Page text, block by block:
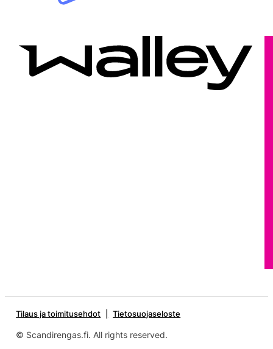
Tilaus ja toimitusehdot Tietosuojaseloste
© Scandirengas.fi. All rights reserved.